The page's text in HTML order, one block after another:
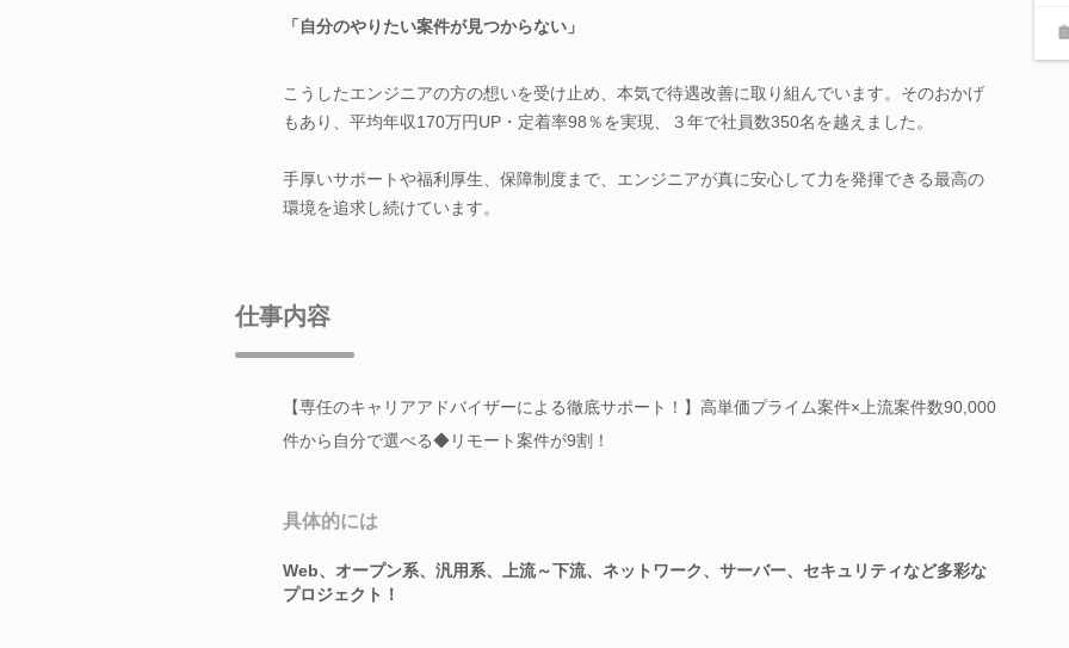
「自分のやりたい案件が見つからない」
こうしたエンジニアの方の想いを受け止め、本気で待遇改善に取り組んでいます。そのおかげ
もあり、平均年収170万円UP・定着率98％を実現、３年で社員数350名を越えました。
手厚いサポートや福利厚生、保障制度まで、エンジニアが真に安心して力を発揮できる最高の
環境を追求し続けています。
仕事内容
【専任のキャリアアドバイザーによる徹底サポート！】高単価プライム案件×上流案件数90,000
件から自分で選べる◆リモート案件が9割！
具体的には
Web、オープン系、汎用系、上流～下流、ネットワーク、サーバー、セキュリティなど多彩な
プロジェクト！